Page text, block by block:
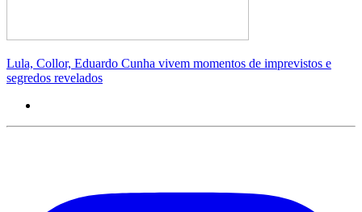
Lula, Collor, Eduardo Cunha vivem momentos de imprevistos e
segredos revelados